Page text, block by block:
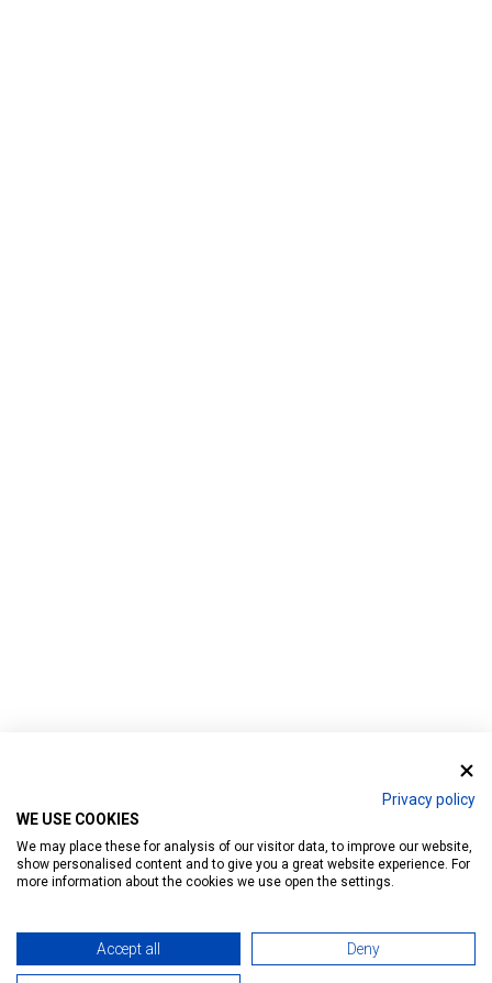
Privacy policy
WE USE COOKIES
We may place these for analysis of our visitor data, to improve our website,
show personalised content and to give you a great website experience. For
more information about the cookies we use open the settings.
Accept all Deny